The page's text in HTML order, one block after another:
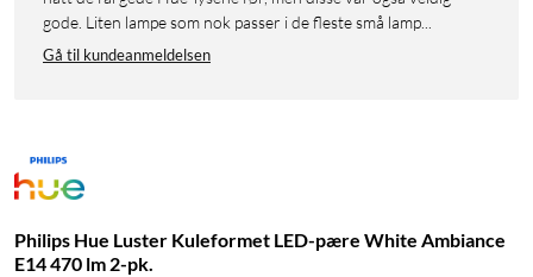
gode. Liten lampe som nok passer i de fleste små lamp...
Gå til kundeanmeldelsen
Philips Hue Luster Kuleformet LED-pære White Ambiance
E14 470 lm 2-pk.